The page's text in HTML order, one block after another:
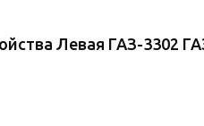
Левая ГАЗ-3302